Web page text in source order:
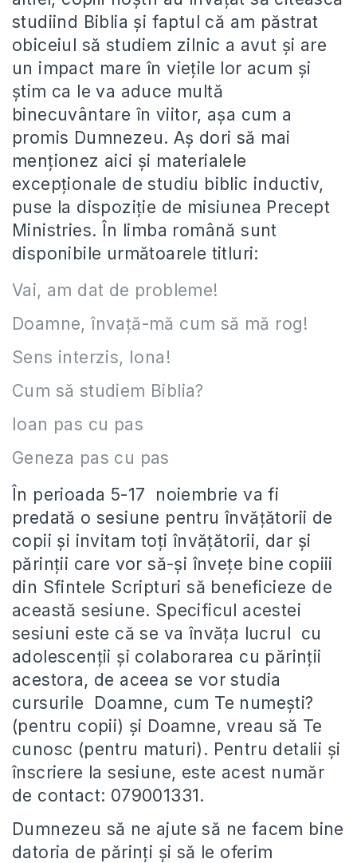
studiind Biblia și faptul că am păstrat
obiceiul să studiem zilnic a avut și are
un impact mare în viețile lor acum și
știm ca le va aduce multă
binecuvântare în viitor, așa cum a
promis Dumnezeu. Aș dori să mai
menționez aici și materialele
excepționale de studiu biblic inductiv,
puse la dispoziție de misiunea Precept
Ministries. În limba română sunt
disponibile următoarele titluri:
Vai, am dat de probleme!
Doamne, învață-mă cum să mă rog!
Sens interzis, Iona!
Cum să studiem Biblia?
Ioan pas cu pas
Geneza pas cu pas
În perioada 5-17 noiembrie va fi
predată o sesiune pentru învățătorii de
copii și invitam toți învățătorii, dar și
părinții care vor să-și învețe bine copiii
din Sfintele Scripturi să beneficieze de
această sesiune. Specificul acestei
sesiuni este că se va învăța lucrul cu
adolescenții și colaborarea cu părinții
acestora, de aceea se vor studia
cursurile Doamne, cum Te numești?
(pentru copii) și Doamne, vreau să Te
cunosc (pentru maturi). Pentru detalii și
înscriere la sesiune, este acest număr
de contact: 079001331.
Dumnezeu să ne ajute să ne facem bine
datoria de părinți și să le oferim